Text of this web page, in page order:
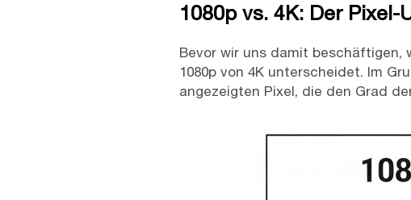
1080p vs. 4K: Der Pixel-
Bevor wir uns damit beschäftigen,
1080p von 4K unterscheidet. Im
angezeigten Pixel, die den Grad